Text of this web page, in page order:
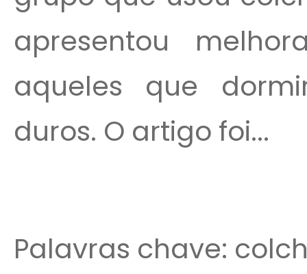
apresentou
aqueles que
duros. O artigo foi...
Palavras chave: